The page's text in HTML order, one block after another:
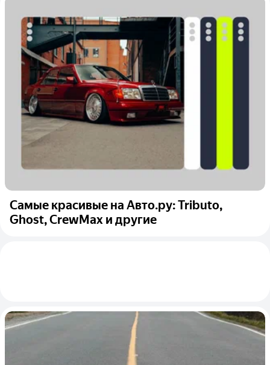
Самые красивые на Авто.ру: Tributo,
Ghost, CrewMax и другие